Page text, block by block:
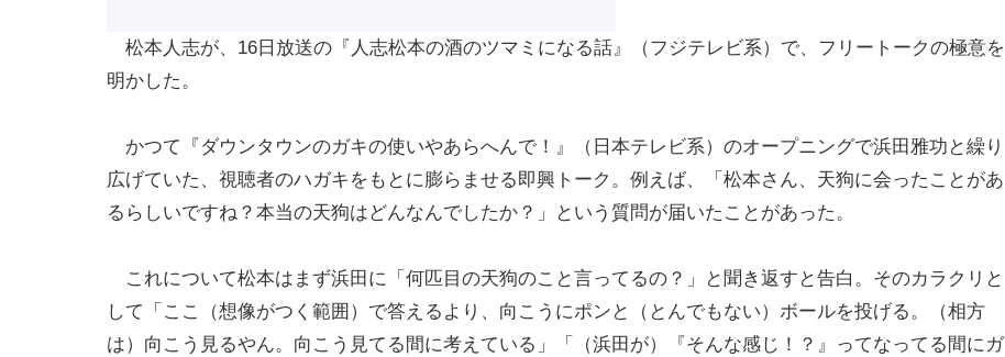
松本人志が、16日放送の『人志松本の酒のツマミになる話』（フジテレビ系）で、フリートークの極意を
明かした。
かつて『ダウンタウンのガキの使いやあらへんで！』（日本テレビ系）のオープニングで浜田雅功と繰り
広げていた、視聴者のハガキをもとに膨らませる即興トーク。例えば、「松本さん、天狗に会ったことがあ
るらしいですね？本当の天狗はどんなんでしたか？」という質問が届いたことがあった。
これについて松本はまず浜田に「何匹目の天狗のこと言ってるの？」と聞き返すと告白。そのカラクリと
して「ここ（想像がつく範囲）で答えるより、向こうにポンと（とんでもない）ボールを投げる。（相方
は）向こう見るやん。向こう見てる間に考えている」「（浜田が）『そんな感じ！？』ってなってる間にガ